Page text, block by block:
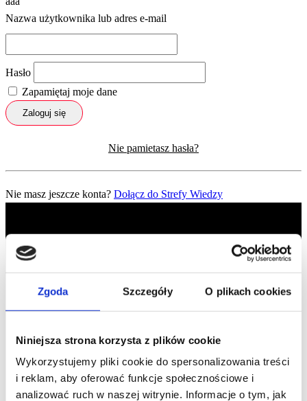
Zgoda Szczegóły O plikach cookies
Niniejsza strona korzysta z plików cookie
Wykorzystujemy pliki cookie do spersonalizowania treści
i reklam, aby oferować funkcje społecznościowe i
analizować ruch w naszej witrynie. Informacje o tym, jak
Nazwa użytkownika lub adres e-mail
Hasło
Zapamiętaj moje dane
Zaloguj się
Nie pamietasz hasła?
Nie masz jeszcze konta? Dołącz do Strefy Wiedzy
Szpilka
Profil tiktok Czerwona Szpilka
Profil youtube Czerwona
Szpilka